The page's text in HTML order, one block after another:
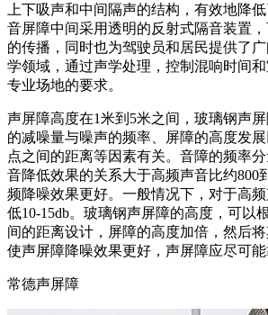
上下吸声和中间隔声的结构，有效地降
音屏障中间采用透明的反射式隔音装置
的传播，同时也为驾驶员和居民提供了
学领域，通过声学处理，控制混响时间
专业场地的要求。
声屏障高度在1米到5米之间，玻璃钢声
的减噪量与噪声的频率、屏障的高度发
点之间的距离等因素有关。音障的频率
音降低效果的关系大于高频声音比约800
频降噪效果更好。一般情况下，对于高
低10-15db。玻璃钢声屏障的高度，可以
间的距离设计，屏障的高度加倍，然后
使声屏障降噪效果更好，声屏障应尽可能
常德声屏障